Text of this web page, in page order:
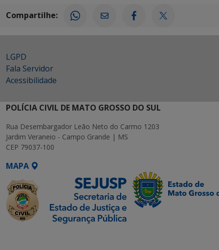
Compartilhe:
LGPD
Fala Servidor
Acessibilidade
POLÍCIA CIVIL DE MATO GROSSO DO SUL
Rua Desembargador Leão Neto do Carmo 1203
Jardim Veraneio - Campo Grande | MS
CEP 79037-100
MAPA